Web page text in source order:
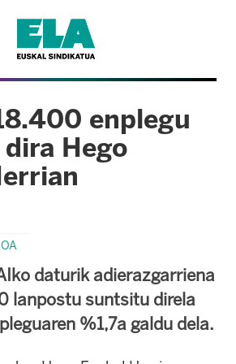
enplegu
Hego
daturik adierazgarriena
lanpostu suntsitu direla
%1,7a galdu dela.